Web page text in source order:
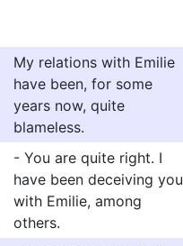
My relations with Emilie
have been, for some
years now, quite
blameless.
- You are quite right. I
have been deceiving you
with Emilie, among
others.